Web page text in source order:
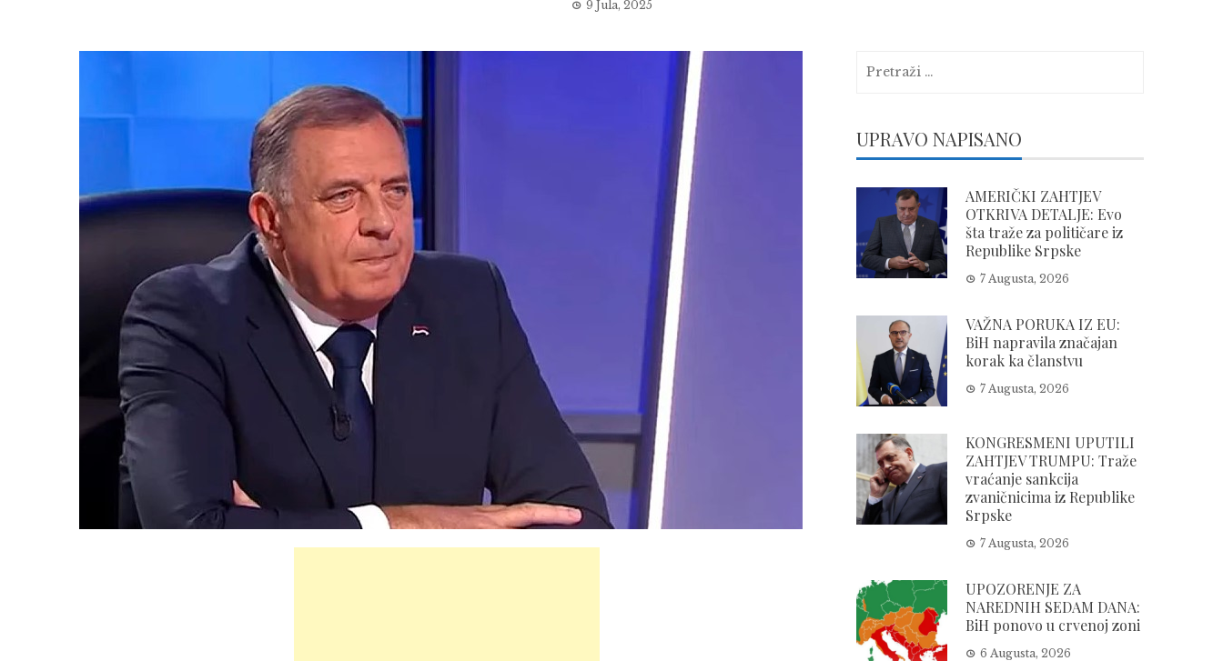
9 Jula, 2025
UPRAVO NAPISANO
AMERIČKI ZAHTJEV
OTKRIVA DETALJE: Evo
šta traže za političare iz
Republike Srpske
7 Augusta, 2026
VAŽNA PORUKA IZ EU:
BiH napravila značajan
korak ka članstvu
7 Augusta, 2026
KONGRESMENI UPUTILI
ZAHTJEV TRUMPU: Traže
vraćanje sankcija
zvaničnicima iz Republike
Srpske
7 Augusta, 2026
UPOZORENJE ZA
NAREDNIH SEDAM DANA:
BiH ponovo u crvenoj zoni
6 Augusta, 2026